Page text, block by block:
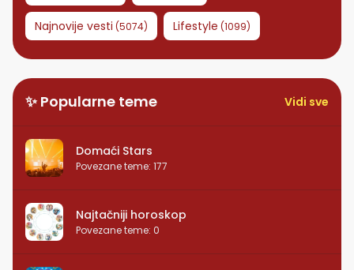
Najnovije vesti (5074) Lifestyle (1099)
✨ Popularne teme Vidi sve
Domaći Stars
Povezane teme: 177
Najtačniji horoskop
Povezane teme: 0